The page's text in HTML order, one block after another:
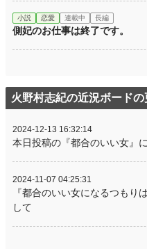
小説 恋愛 連載中 長編
側妃のお仕事は終了です。
火野村志紀の近況ボード
2024-12-13 16:32:14
本日投稿の『都合のいい女』
2024-11-07 04:25:31
『都合のいい女になるつもり
して